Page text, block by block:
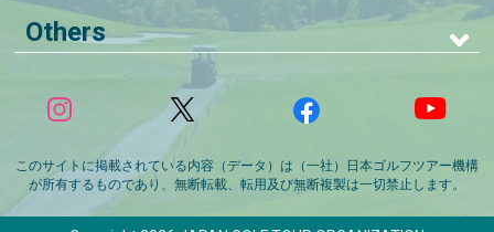
Others
このサイトに掲載されている内容（データ）は（一社）日本ゴルフツアー機構
が所有するものであり、無断転載、転用及び無断複製は一切禁止します。